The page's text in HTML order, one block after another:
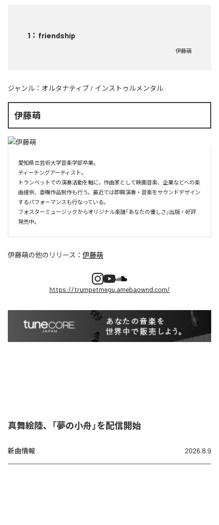
1 ： friendship
伊藤萌
ジャンル： オルタナティブ / インストゥルメンタル
伊藤萌
愛知県立芸術大学音楽学部卒業。
ティーチングアーティスト。
トランペットでの演奏活動を軸に，作曲家として映画音楽、企業などへの楽
曲提供、委嘱作品制作も行う。最近では即興演奏・音楽をサウンドデザイン
するパフォーマンスも行なっている。
フォスターミュージックからオリジナル楽譜「あなたの優しさ」出版・好評
伊藤萌の他のリリース： 伊藤萌
https://trumpetmegu.amebaownd.com/
真舞絵陸、「夢の小舟」を配信開始
新曲情報 2026.8.9